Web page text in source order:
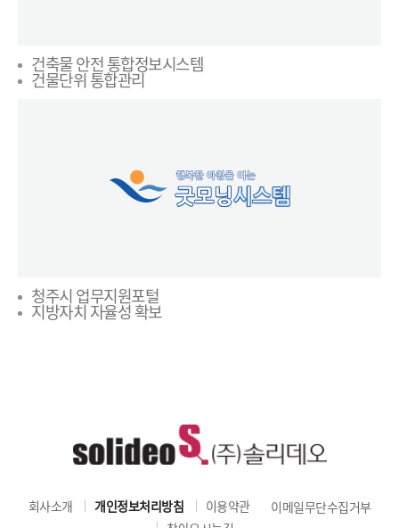
건축물 안전 통합정보시스템
건물단위 통합관리
청주시 업무지원포털
지방자치 자율성 확보
회사소개 개인정보처리방침 이용약관
이메일무단수집거부